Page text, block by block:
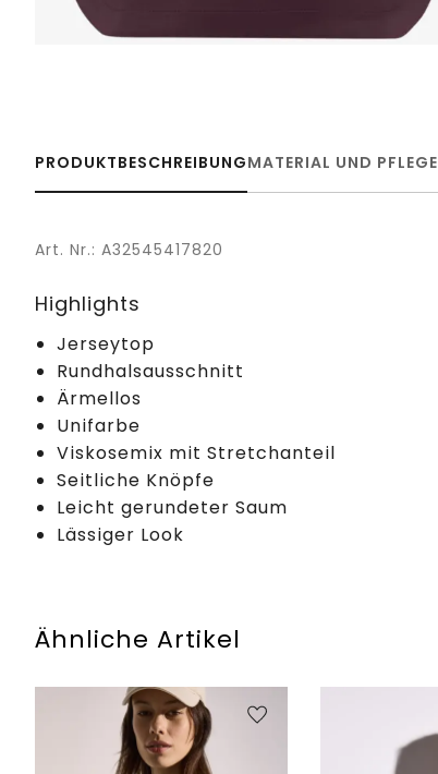
PRODUKTBESCHREIBUNGMATERIAL UND PFLEGE
Art. Nr.: A32545417820
Highlights
Jerseytop
Rundhalsausschnitt
Ärmellos
Unifarbe
Viskosemix mit Stretchanteil
Seitliche Knöpfe
Leicht gerundeter Saum
Lässiger Look
Ähnliche Artikel